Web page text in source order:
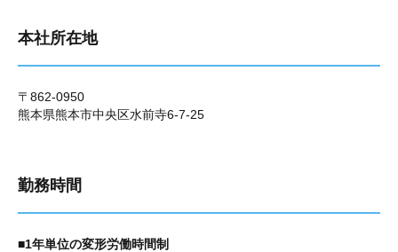
本社所在地
〒862-0950
熊本県熊本市中央区水前寺6-7-25
勤務時間
■1年単位の変形労働時間制